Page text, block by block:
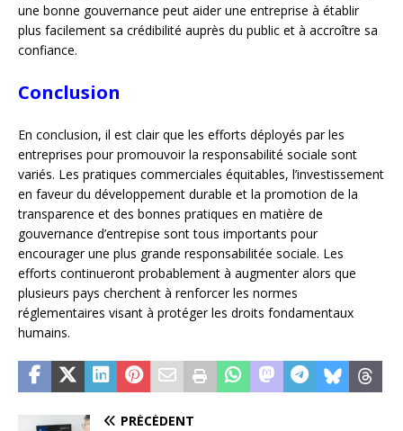
une bonne gouvernance peut aider une entreprise à établir
plus facilement sa crédibilité auprès du public et à accroître sa
confiance.
Conclusion
En conclusion, il est clair que les efforts déployés par les
entreprises pour promouvoir la responsabilité sociale sont
variés. Les pratiques commerciales équitables, l’investissement
en faveur du développement durable et la promotion de la
transparence et des bonnes pratiques en matière de
gouvernance d’entrepise sont tous importants pour
encourager une plus grande responsabilitée sociale. Les
efforts continueront probablement à augmenter alors que
plusieurs pays cherchent à renforcer les normes
réglementaires visant à protéger les droits fondamentaux
humains.
PRÉCÉDENT